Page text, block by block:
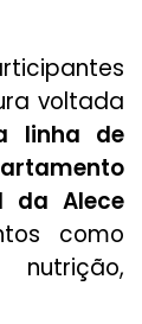
voltada
linha de
da Alece
como